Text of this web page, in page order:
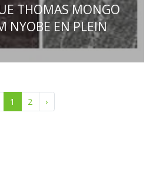
THOMAS MONGO
NYOBE EN PLEIN
1 2 ›